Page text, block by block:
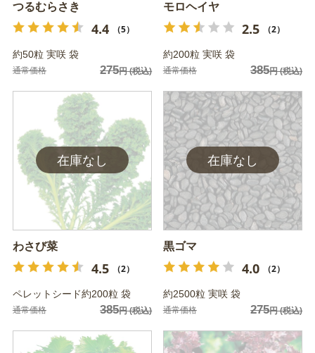
つるむらさき
4.4 （5）
約50粒 実咲 袋
通常価格 275円(税込)
モロヘイヤ
2.5 （2）
約200粒 実咲 袋
通常価格 385円(税込)
わさび菜
4.5 （2）
ペレットシード約200粒 袋
通常価格 385円(税込)
黒ゴマ
4.0 （2）
約2500粒 実咲 袋
通常価格 275円(税込)